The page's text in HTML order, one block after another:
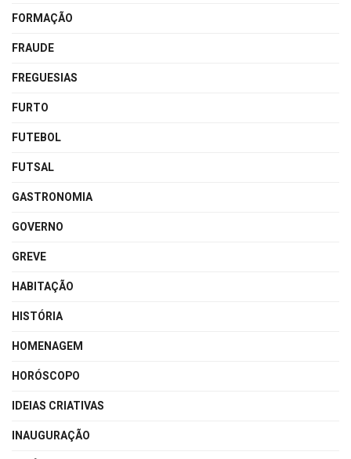
FORMAÇÃO
FRAUDE
FREGUESIAS
FURTO
FUTEBOL
FUTSAL
GASTRONOMIA
GOVERNO
GREVE
HABITAÇÃO
HISTÓRIA
HOMENAGEM
HORÓSCOPO
IDEIAS CRIATIVAS
INAUGURAÇÃO